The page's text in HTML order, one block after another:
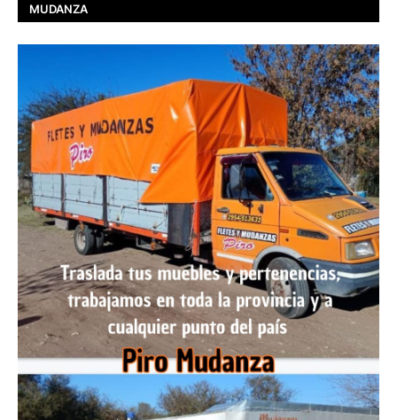
MUDANZA